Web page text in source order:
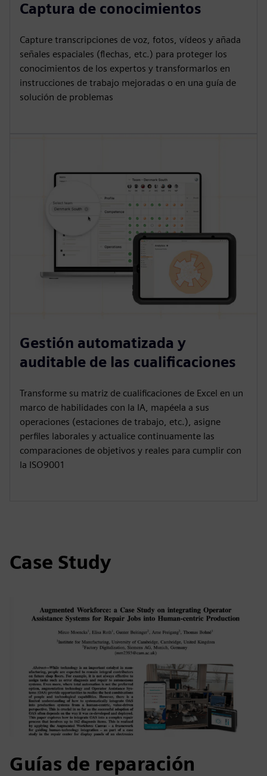
Captura de conocimientos
Capture transcripciones de voz, fotos, vídeos y añada
señales espaciales (flechas, etc.) para proteger los
conocimientos de los expertos y transformarlos en
instrucciones de trabajo mejoradas o en una guía de
solución de problemas
Gestión automatizada y
auditable de las cualificaciones
Transforme su matriz de cualificaciones de Excel en un
marco de habilidades con la IA, mapéela a sus
operaciones (estaciones de trabajo, etc.), asigne
perfiles laborales y actualice continuamente las
comparaciones de objetivos y reales para cumplir con
la ISO9001
Case Study
Guías de reparación